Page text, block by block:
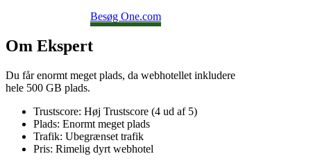
Besøg One.com
Om Ekspert
Du får enormt meget plads, da webhotellet inkludere
hele 500 GB plads.
Trustscore: Høj Trustscore (4 ud af 5)
Plads: Enormt meget plads
Trafik: Ubegrænset trafik
Pris: Rimelig dyrt webhotel